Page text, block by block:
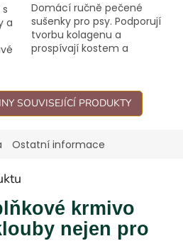
a
Domácí ručně pečené
sušenky pro psy. Podporují
tvorbu kolagenu a
prospívají kostem a
SOUVISEJÍCÍ PRODUKTY
Ostatní informace
krmivo
nejen pro